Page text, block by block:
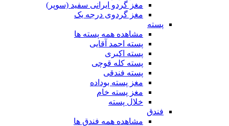
مغز گردو ایرانی سفید (سوپر)
مغز گردوی درجه یک
پسته
مشاهده همه پسته ها
پسته احمد آقایی
پسته اکبری
پسته کله قوچی
پسته فندقی
مغز پسته بوداده
مغز پسته خام
خلال پسته
فندق
مشاهده همه فندق ها